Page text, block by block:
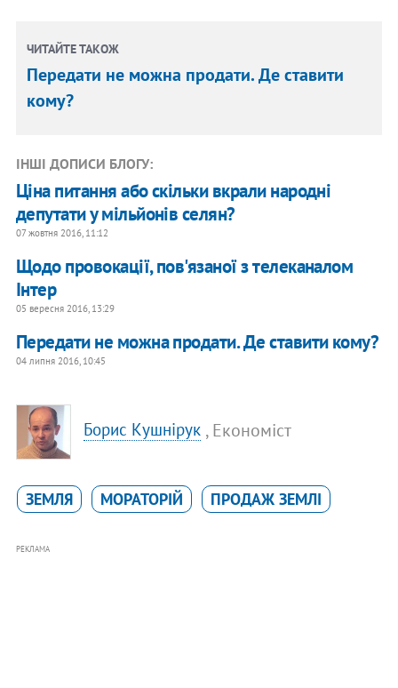
ЧИТАЙТЕ ТАКОЖ
Передати не можна продати. Де ставити
кому?
ІНШІ ДОПИСИ БЛОГУ:
Ціна питання або скільки вкрали народні
депутати у мільйонів селян?
07 жовтня 2016, 11:12
Щодо провокації, пов'язаної з телеканалом
Інтер
05 вересня 2016, 13:29
​Передати не можна продати. Де ставити кому?
04 липня 2016, 10:45
Борис Кушнірук , Економіст
ЗЕМЛЯ МОРАТОРІЙ ПРОДАЖ ЗЕМЛІ
РЕКЛАМА